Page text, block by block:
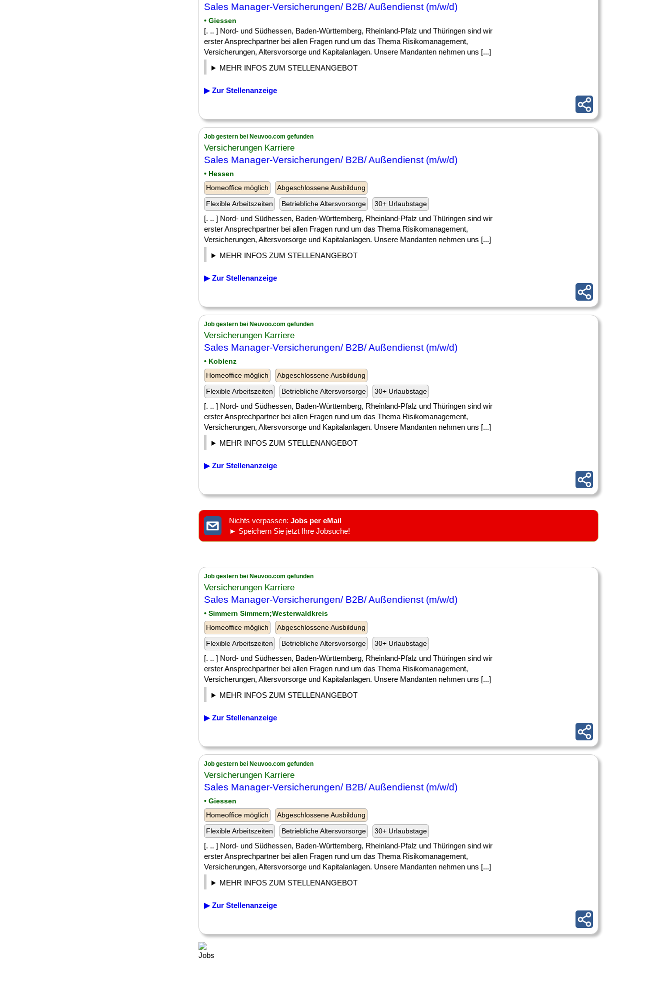
Sales Manager-Versicherungen/ B2B/ Außendienst (m/w/d)
• Giessen
[. .. ] Nord- und Südhessen, Baden-Württemberg, Rheinland-Pfalz und Thüringen sind wir
erster Ansprechpartner bei allen Fragen rund um das Thema Risikomanagement,
Versicherungen, Altersvorsorge und Kapitalanlagen. Unsere Mandanten nehmen uns [...]
MEHR INFOS ZUM STELLENANGEBOT
▶ Zur Stellenanzeige
Job gestern bei Neuvoo.com gefunden
Versicherungen Karriere
Sales Manager-Versicherungen/ B2B/ Außendienst (m/w/d)
• Hessen
Homeoffice möglich
Abgeschlossene Ausbildung
Flexible Arbeitszeiten
Betriebliche Altersvorsorge 30+ Urlaubstage
[. .. ] Nord- und Südhessen, Baden-Württemberg, Rheinland-Pfalz und Thüringen sind wir
erster Ansprechpartner bei allen Fragen rund um das Thema Risikomanagement,
Versicherungen, Altersvorsorge und Kapitalanlagen. Unsere Mandanten nehmen uns [...]
MEHR INFOS ZUM STELLENANGEBOT
▶ Zur Stellenanzeige
Job gestern bei Neuvoo.com gefunden
Versicherungen Karriere
Sales Manager-Versicherungen/ B2B/ Außendienst (m/w/d)
• Koblenz
Homeoffice möglich
Abgeschlossene Ausbildung
Flexible Arbeitszeiten
Betriebliche Altersvorsorge 30+ Urlaubstage
[. .. ] Nord- und Südhessen, Baden-Württemberg, Rheinland-Pfalz und Thüringen sind wir
erster Ansprechpartner bei allen Fragen rund um das Thema Risikomanagement,
Versicherungen, Altersvorsorge und Kapitalanlagen. Unsere Mandanten nehmen uns [...]
MEHR INFOS ZUM STELLENANGEBOT
▶ Zur Stellenanzeige
Nichts verpassen: Jobs per eMail
► Speichern Sie jetzt Ihre Jobsuche!
Job gestern bei Neuvoo.com gefunden
Versicherungen Karriere
Sales Manager-Versicherungen/ B2B/ Außendienst (m/w/d)
• Simmern Simmern;Westerwaldkreis
Homeoffice möglich
Abgeschlossene Ausbildung
Flexible Arbeitszeiten
Betriebliche Altersvorsorge 30+ Urlaubstage
[. .. ] Nord- und Südhessen, Baden-Württemberg, Rheinland-Pfalz und Thüringen sind wir
erster Ansprechpartner bei allen Fragen rund um das Thema Risikomanagement,
Versicherungen, Altersvorsorge und Kapitalanlagen. Unsere Mandanten nehmen uns [...]
MEHR INFOS ZUM STELLENANGEBOT
▶ Zur Stellenanzeige
Job gestern bei Neuvoo.com gefunden
Versicherungen Karriere
Sales Manager-Versicherungen/ B2B/ Außendienst (m/w/d)
• Giessen
Homeoffice möglich
Abgeschlossene Ausbildung
Flexible Arbeitszeiten
Betriebliche Altersvorsorge 30+ Urlaubstage
[. .. ] Nord- und Südhessen, Baden-Württemberg, Rheinland-Pfalz und Thüringen sind wir
erster Ansprechpartner bei allen Fragen rund um das Thema Risikomanagement,
Versicherungen, Altersvorsorge und Kapitalanlagen. Unsere Mandanten nehmen uns [...]
MEHR INFOS ZUM STELLENANGEBOT
▶ Zur Stellenanzeige